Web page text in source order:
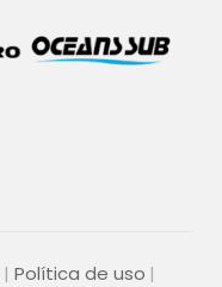
Política de uso